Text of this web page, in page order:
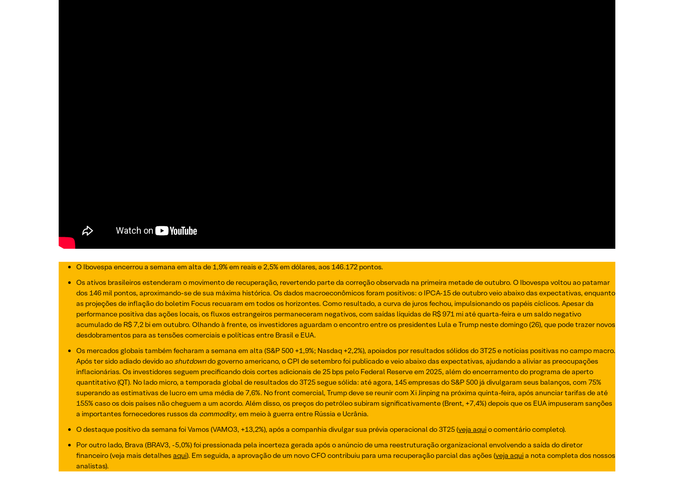
O Ibovespa encerrou a semana em alta de 1,9% em reais e 2,5% em dólares, aos 146.172 pontos.
Os ativos brasileiros estenderam o movimento de recuperação, revertendo parte da correção observada na primeira metade de outubro. O Ibovespa voltou ao patamar
dos 146 mil pontos, aproximando-se de sua máxima histórica. Os dados macroeconômicos foram positivos: o IPCA-15 de outubro veio abaixo das expectativas, enquanto
as projeções de inflação do boletim Focus recuaram em todos os horizontes. Como resultado, a curva de juros fechou, impulsionando os papéis cíclicos. Apesar da
performance positiva das ações locais, os fluxos estrangeiros permaneceram negativos, com saídas líquidas de R$ 971 mi até quarta-feira e um saldo negativo
acumulado de R$ 7,2 bi em outubro. Olhando à frente, os investidores aguardam o encontro entre os presidentes Lula e Trump neste domingo (26), que pode trazer novos
desdobramentos para as tensões comerciais e políticas entre Brasil e EUA.
Os mercados globais também fecharam a semana em alta (S&P 500 +1,9%; Nasdaq +2,2%), apoiados por resultados sólidos do 3T25 e notícias positivas no campo macro.
Após ter sido adiado devido ao shutdowndo governo americano, o CPI de setembro foi publicado e veio abaixo das expectativas, ajudando a aliviar as preocupações
inflacionárias. Os investidores seguem precificando dois cortes adicionais de 25 bps pelo Federal Reserve em 2025, além do encerramento do programa de aperto
quantitativo (QT). No lado micro, a temporada global de resultados do 3T25 segue sólida: até agora, 145 empresas do S&P 500 já divulgaram seus balanços, com 75%
superando as estimativas de lucro em uma média de 7,6%. No front comercial, Trump deve se reunir com Xi Jinping na próxima quinta-feira, após anunciar tarifas de até
155% caso os dois países não cheguem a um acordo. Além disso, os preços do petróleo subiram significativamente (Brent, +7,4%) depois que os EUA impuseram sanções
a importantes fornecedores russos da commodity, em meio à guerra entre Rússia e Ucrânia.
O destaque positivo da semana foi Vamos (VAMO3, +13,2%), após a companhia divulgar sua prévia operacional do 3T25 (veja aquio comentário completo).
Por outro lado, Brava (BRAV3, -5,0%) foi pressionada pela incerteza gerada após o anúncio de uma reestruturação organizacional envolvendo a saída do diretor
financeiro (veja mais detalhes aqui). Em seguida, a aprovação de um novo CFO contribuiu para uma recuperação parcial das ações (veja aquia nota completa dos nossos
analistas).